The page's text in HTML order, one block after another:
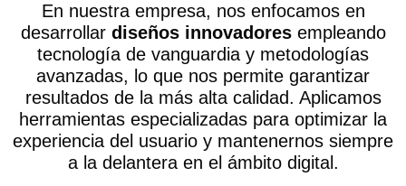
En nuestra empresa, nos enfocamos en
desarrollar diseños innovadoresempleando
tecnología de vanguardia y metodologías
avanzadas, lo que nos permite garantizar
resultados de la más alta calidad. Aplicamos
herramientas especializadas para optimizar la
experiencia del usuario y mantenernos siempre
a la delantera en el ámbito digital.